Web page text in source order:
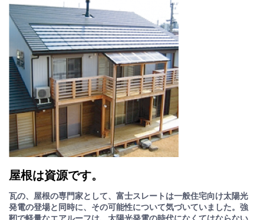
屋根は資源です。
瓦の、屋根の専門家として、富士スレートは一般住宅向け太陽光
発電の登場と同時に、その可能性について気づいていました。強